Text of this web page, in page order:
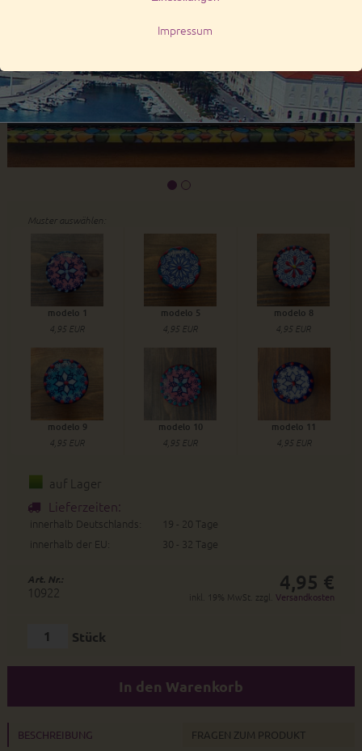
Muster auswählen:
modelo 1
4,95 EUR
modelo 5
4,95 EUR
modelo 8
4,95 EUR
modelo 9
4,95 EUR
modelo 10
4,95 EUR
modelo 11
4,95 EUR
auf Lager
Lieferzeiten:
innerhalb Deutschlands:
19 - 20 Tage
innerhalb der EU:
30 - 32 Tage
Art. Nr.:
10922 4,95 €
inkl. 19% MwSt. zzgl.Versandkosten
Stück
In den Warenkorb
BESCHREIBUNG FRAGEN ZUM PRODUKT